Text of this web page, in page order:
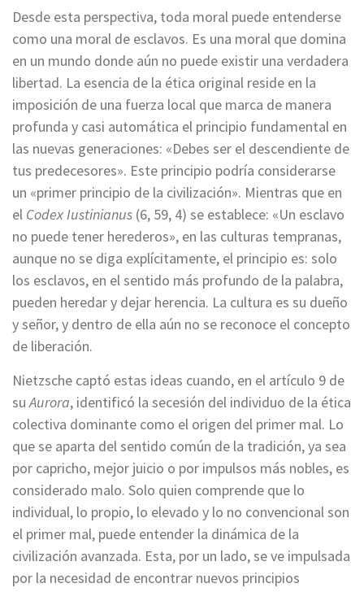
Desde esta perspectiva, toda moral puede entenderse
como una moral de esclavos. Es una moral que domina
en un mundo donde aún no puede existir una verdadera
libertad. La esencia de la ética original reside en la
imposición de una fuerza local que marca de manera
profunda y casi automática el principio fundamental en
las nuevas generaciones: «Debes ser el descendiente de
tus predecesores». Este principio podría considerarse
un «primer principio de la civilización». Mientras que en
el Codex Iustinianus (6, 59, 4) se establece: «Un esclavo
no puede tener herederos», en las culturas tempranas,
aunque no se diga explícitamente, el principio es: solo
los esclavos, en el sentido más profundo de la palabra,
pueden heredar y dejar herencia. La cultura es su dueño
y señor, y dentro de ella aún no se reconoce el concepto
de liberación.
Nietzsche captó estas ideas cuando, en el artículo 9 de
suAurora, identificó la secesión del individuo de la ética
colectiva dominante como el origen del primer mal. Lo
que se aparta del sentido común de la tradición, ya sea
por capricho, mejor juicio o por impulsos más nobles, es
considerado malo. Solo quien comprende que lo
individual, lo propio, lo elevado y lo no convencional son
el primer mal, puede entender la dinámica de la
civilización avanzada. Esta, por un lado, se ve impulsada
por la necesidad de encontrar nuevos principios